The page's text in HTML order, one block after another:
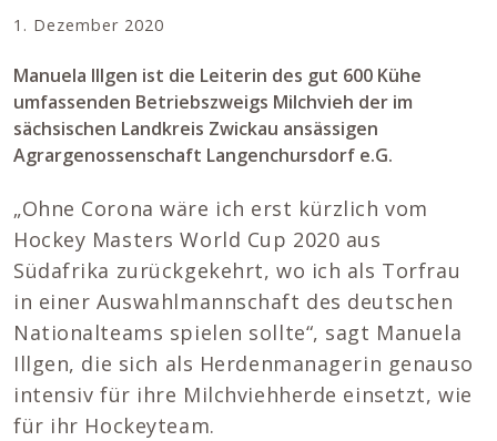
1. Dezember 2020
Manuela Illgen ist die Leiterin des gut 600 Kühe
umfassenden Betriebszweigs Milchvieh der im
sächsischen Landkreis Zwickau ansässigen
Agrargenossenschaft Langenchursdorf e.G.
„Ohne Corona wäre ich erst kürzlich vom
Hockey Masters World Cup 2020 aus
Südafrika zurückgekehrt, wo ich als Torfrau
in einer Auswahlmannschaft des deutschen
Nationalteams spielen sollte“, sagt Manuela
Illgen, die sich als Herdenmanagerin genauso
intensiv für ihre Milchviehherde einsetzt, wie
für ihr Hockeyteam.